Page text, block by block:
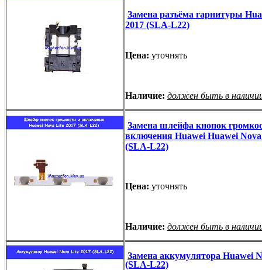
Замена разъёма гарнитуры
2017 (SLA-L22)
Цена: уточнять
Наличие: должен быть в
Замена шлейфа кнопок
включения Huawei Huawei
(SLA-L22)
Цена: уточнять
Наличие: должен быть в
Замена аккумулятора Huawei
(SLA-L22)